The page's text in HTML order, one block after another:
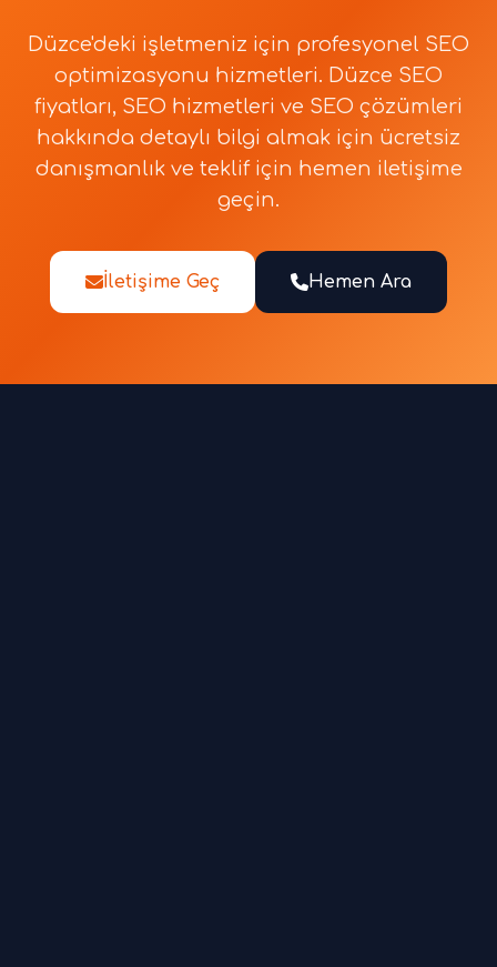
Düzce'deki işletmeniz için profesyonel SEO
optimizasyonu hizmetleri. Düzce SEO
fiyatları, SEO hizmetleri ve SEO çözümleri
hakkında detaylı bilgi almak için ücretsiz
danışmanlık ve teklif için hemen iletişime
geçin.
İletişime Geç Hemen Ara